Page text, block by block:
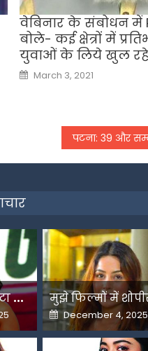
वेबिनार के संबोधन में
बोले- कई क्षेत्रों में
युवाओं के लिये खुल
Posted
on
March 3, 2021
प
ेड प्रमोशन पर फूटा यामी गौतम का गुस्सा
Posted
on
December 4, 2025